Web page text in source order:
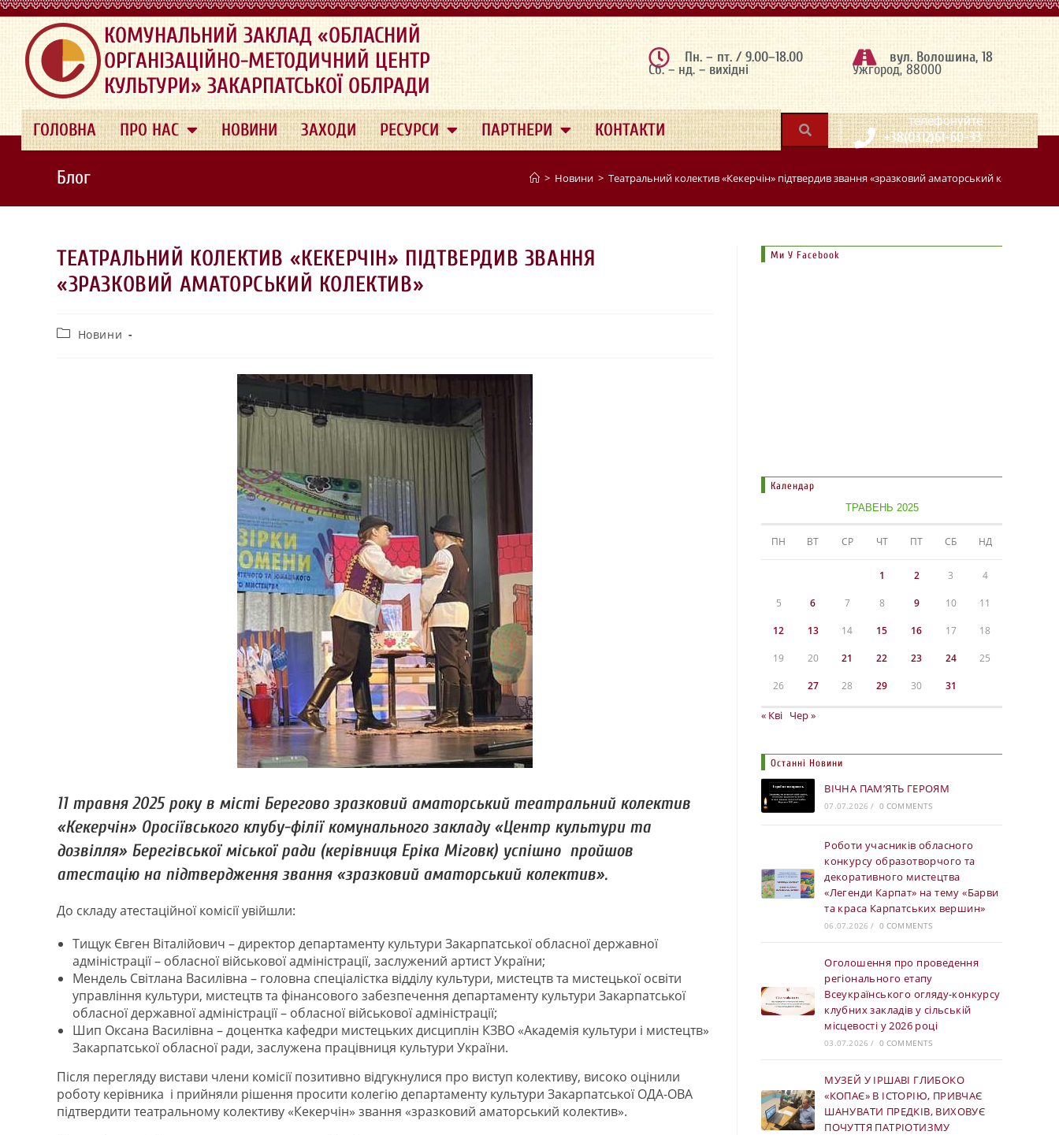
.
КОМУНАЛЬНИЙ ЗАКЛАД «ОБЛАСНИЙ
ОРГАНІЗАЦІЙНО-МЕТОДИЧНИЙ ЦЕНТР
КУЛЬТУРИ» ЗАКАРПАТСЬКОЇ ОБЛРАДИ
Пн. – пт. / 9.00–18.00
Сб. – нд. – вихідні
вул. Волошина, 18
Ужгород, 88000
ГОЛОВНА ПРО НАС НОВИНИ ЗАХОДИ РЕСУРСИ ПАРТНЕРИ КОНТАКТИ | телефонуйте
+38(0312)61-60-33
Блог > Новини > Театральний колектив «Кекерчін» підтвердив звання «зразковий аматорський колектив»
ТЕАТРАЛЬНИЙ КОЛЕКТИВ «КЕКЕРЧІН» ПІДТВЕРДИВ ЗВАННЯ
«ЗРАЗКОВИЙ АМАТОРСЬКИЙ КОЛЕКТИВ»
Новини
11 травня 2025 року в місті Берегово зразковий аматорський театральний колектив
«Кекерчін» Оросіївського клубу-філії комунального закладу «Центр культури та
дозвілля» Берегівської міської ради (керівниця Еріка Міговк) успішно пройшов
атестацію на підтвердження звання «зразковий аматорський колектив».
До складу атестаційної комісії увійшли:
Тищук Євген Віталійович – директор департаменту культури Закарпатської обласної державної
адміністрації – обласної військової адміністрації, заслужений артист України;
Мендель Світлана Василівна – головна спеціалістка відділу культури, мистецтв та мистецької освіти
управління культури, мистецтв та фінансового забезпечення департаменту культури Закарпатської
обласної державної адміністрації – обласної військової адміністрації;
Шип Оксана Василівна – доцентка кафедри мистецьких дисциплін КЗВО «Академія культури і мистецтв»
Закарпатської обласної ради, заслужена працівниця культури України.
Після перегляду вистави члени комісії позитивно відгукнулися про виступ колективу, високо оцінили
роботу керівника і прийняли рішення просити колегію департаменту культури Закарпатської ОДА-ОВА
підтвердити театральному колективу «Кекерчін» звання «зразковий аматорський колектив».
Ми У Facebook
Календар
ТРАВЕНЬ 2025
ПН ВТ СР ЧТ ПТ СБ НД
1 2 3 4
5 6 7 8 9 10 11
12 13 14 15 16 17 18
19 20 21 22 23 24 25
26 27 28 29 30 31
« Кві Чер »
Останні Новини
ВІЧНА ПАМ’ЯТЬ ГЕРОЯМ
07.07.2026 / 0 COMMENTS
Роботи учасників обласного
конкурсу образотворчого та
декоративного мистецтва
«Легенди Карпат» на тему «Барви
та краса Карпатських вершин»
06.07.2026 / 0 COMMENTS
Оголошення про проведення
регіонального етапу
Всеукраїнського огляду-конкурсу
клубних закладів у сільській
місцевості у 2026 році
03.07.2026 / 0 COMMENTS
МУЗЕЙ У ІРШАВІ ГЛИБОКО
«КОПАЄ» В ІСТОРІЮ, ПРИВЧАЄ
ШАНУВАТИ ПРЕДКІВ, ВИХОВУЄ
ПОЧУТТЯ ПАТРІОТИЗМУ